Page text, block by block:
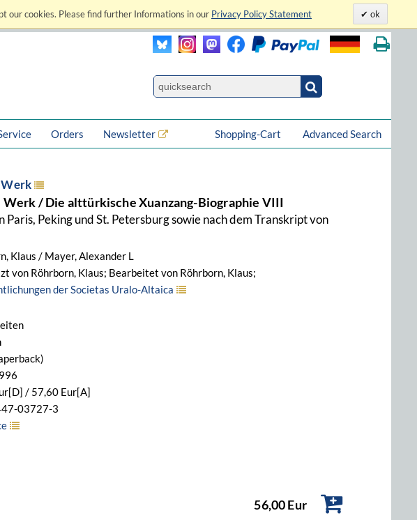
our cookies. Please find further Informations in our Privacy Policy Statement ok
Orders Newsletter Advanced Search
Shopping-Cart
Werk
Werk / Die alttürkische Xuanzang-Biographie VIII
Peking und St. Petersburg sowie nach dem Transkript von
Klaus / Mayer, Alexander L
von Röhrborn, Klaus; Bearbeitet von Röhrborn, Klaus;
der Societas Uralo-Altaica
/ 57,60 Eur[A]
03727-3
56,00 Eur